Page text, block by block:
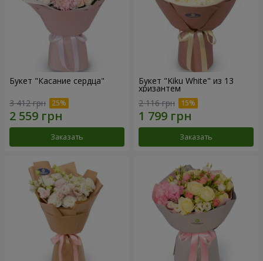
Букет "Касание сердца"
3 412 грн
Заказать
Букет "Kiku White" из 13
хризантем
2 116 грн
Заказать